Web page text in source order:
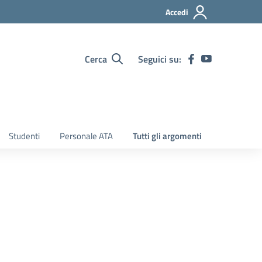
Accedi
Cerca Seguici su:
Studenti Personale ATA Tutti gli argomenti